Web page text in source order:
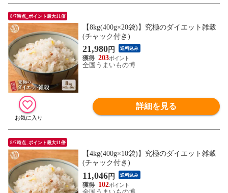
8/7時点_ポイント最大11倍
【8kg(400g×20袋)】究極のダイエット雑穀
(チャック付き)
21,980円 送料込み
203
全国うまいもの博
詳細を見る
8/7時点_ポイント最大11倍
【4kg(400g×10袋)】究極のダイエット雑穀
(チャック付き)
11,046円 送料込み
102